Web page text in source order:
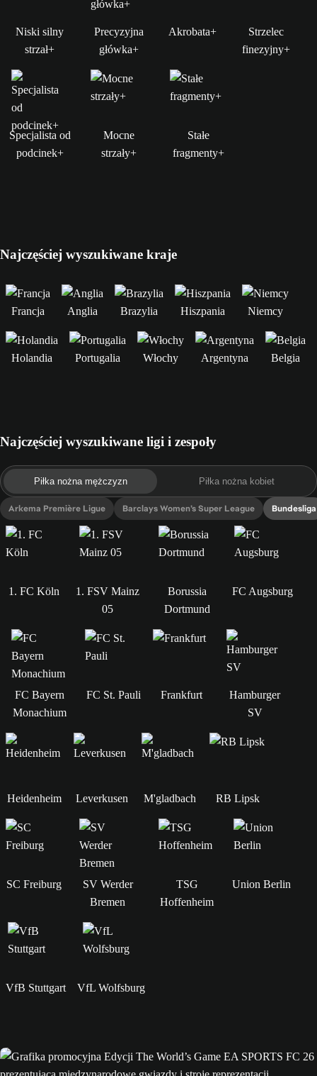
Niski silny
strzał+
Precyzyjna
główka+
Akrobata+
Strzelec
finezyjny+
Specjalista od
podcinek+
Mocne
strzały+
Stałe
fragmenty+
Najczęściej wyszukiwane kraje
Francja Anglia Brazylia Hiszpania Niemcy
Holandia Portugalia Włochy Argentyna Belgia
Najczęściej wyszukiwane ligi i zespoły
Piłka nożna mężczyzn Piłka nożna kobiet
Arkema Première Ligue Barclays Women’s Super League Bundesliga
1. FC Köln
1. FSV Mainz
05
Borussia
Dortmund
FC Augsburg
FC Bayern
Monachium
FC St. Pauli Frankfurt
Hamburger
SV
Heidenheim Leverkusen M'gladbach RB Lipsk
SC Freiburg
SV Werder
Bremen
TSG
Hoffenheim
Union Berlin
VfB Stuttgart VfL Wolfsburg